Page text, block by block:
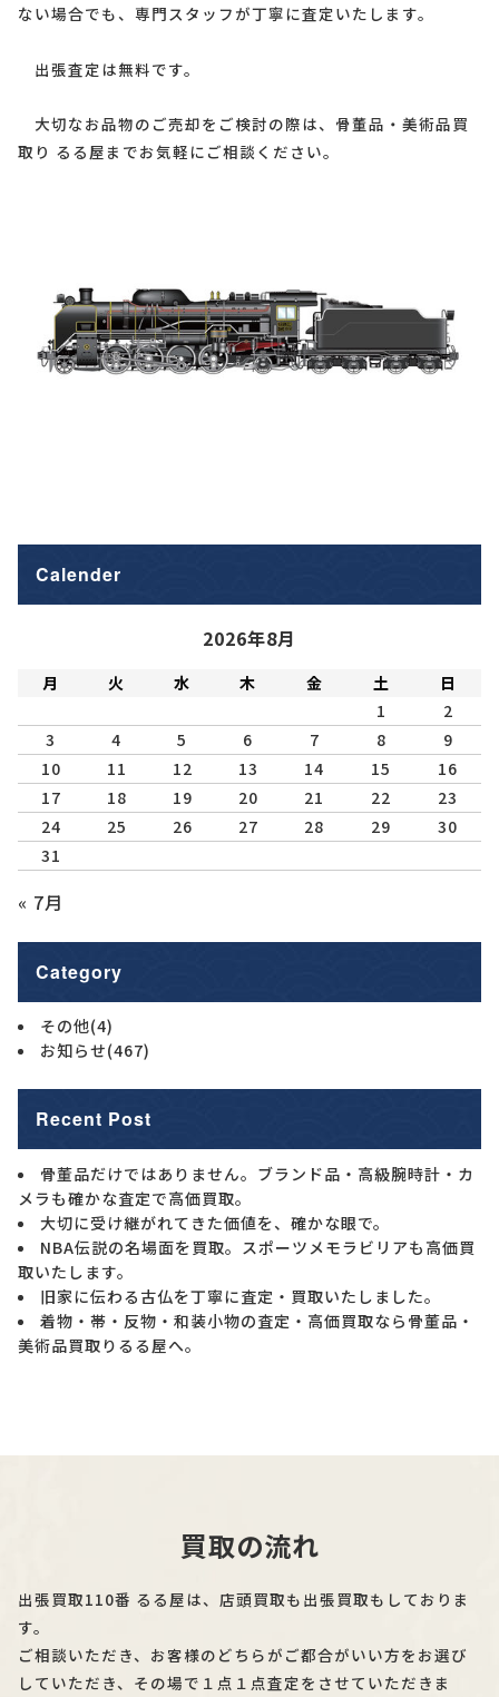
ない場合でも、専門スタッフが丁寧に査定いたします。
出張査定は無料です。
大切なお品物のご売却をご検討の際は、骨董品・美術品買
取り るる屋までお気軽にご相談ください。
Calender
2026年8月
月 火 水 木 金 土
日
1
2
3
4 5 6 7 8
9
10
11 12 13 14 15
16
17
18 19 20 21 22
23
24
25 26 27 28 29
30
31
« 7月
Category
その他(4)
お知らせ(467)
Recent Post
骨董品だけではありません。ブランド品・高級腕時計・カ
メラも確かな査定で高価買取。
大切に受け継がれてきた価値を、確かな眼で。
NBA伝説の名場面を買取。スポーツメモラビリアも高価買
取いたします。
旧家に伝わる古仏を丁寧に査定・買取いたしました。
着物・帯・反物・和装小物の査定・高価買取なら骨董品・
美術品買取りるる屋へ。
買取の流れ
出張買取110番 るる屋は、店頭買取も出張買取もしておりま
す。
ご相談いただき、お客様のどちらがご都合がいい方をお選び
していただき、その場で１点１点査定をさせていただきま